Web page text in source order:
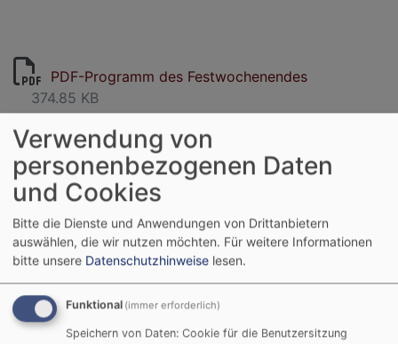
PDF-Programm des Festwochenendes
374.85 KB
Verwendung von
personenbezogenen Daten
und Cookies
Bitte die Dienste und Anwendungen von Drittanbietern
auswählen, die wir nutzen möchten. Für weitere Informationen
bitte unsere Datenschutzhinweise lesen.
Funktional (immer erforderlich)
Speichern von Daten: Cookie für die Benutzersitzung